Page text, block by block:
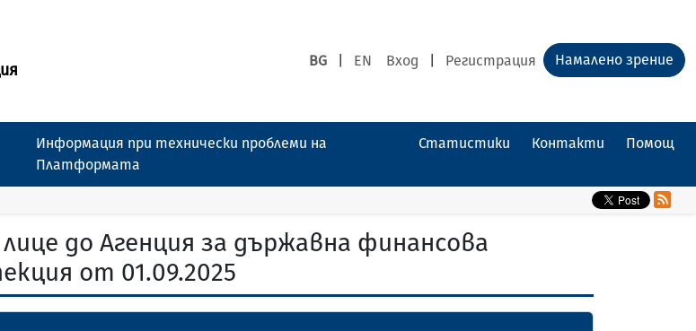
BG EN Вход Регистрация Намалено зрение
Информация при технически проблеми на
Платформата
Статистики Контакти Помощ
до Агенция за държавна финансова
от 01.09.2025